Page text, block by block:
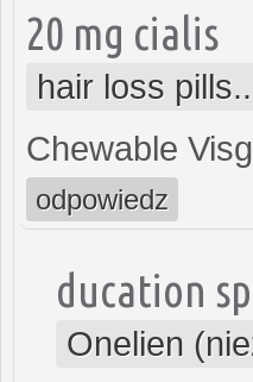
20 mg cialis
hair loss
Chewable
odpowiedz
ducation
Onelien